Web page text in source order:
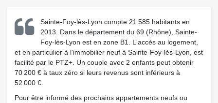
Sainte-Foy-lès-Lyon compte 21 585 habitants en
2013. Dans le département du 69 (Rhône), Sainte-
Foy-lès-Lyon est en zone B1. L'accès au logement,
et en particulier à l'immobilier neuf à Sainte-Foy-lès-Lyon, est
facilité par le PTZ+. Un couple avec 2 enfants peut obtenir
70 200 € à taux zéro si leurs revenus sont inférieurs à
52 000 €.
Pour être informé des prochains appartements neufs ou